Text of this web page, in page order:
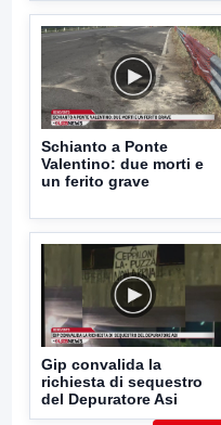
Schianto a Ponte
Valentino: due morti e
un ferito grave
Gip convalida la
richiesta di sequestro
del Depuratore Asi